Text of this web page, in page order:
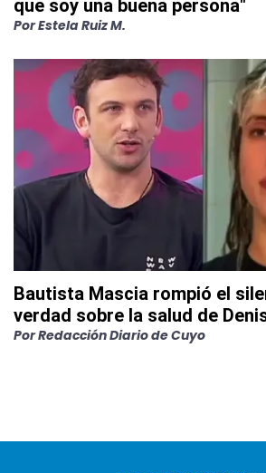
que soy una buena persona"
PorEstela Ruiz M.
Bautista Mascia rompió el
verdad sobre la salud de
PorRedacción Diario de Cuyo